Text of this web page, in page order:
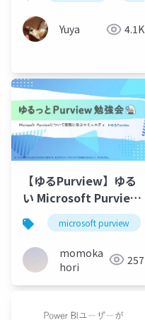
Yuya 4.1K
【ゆるPurview】ゆる
い Microsoft Purview
概念図microsoft purview
momoka
hori
257